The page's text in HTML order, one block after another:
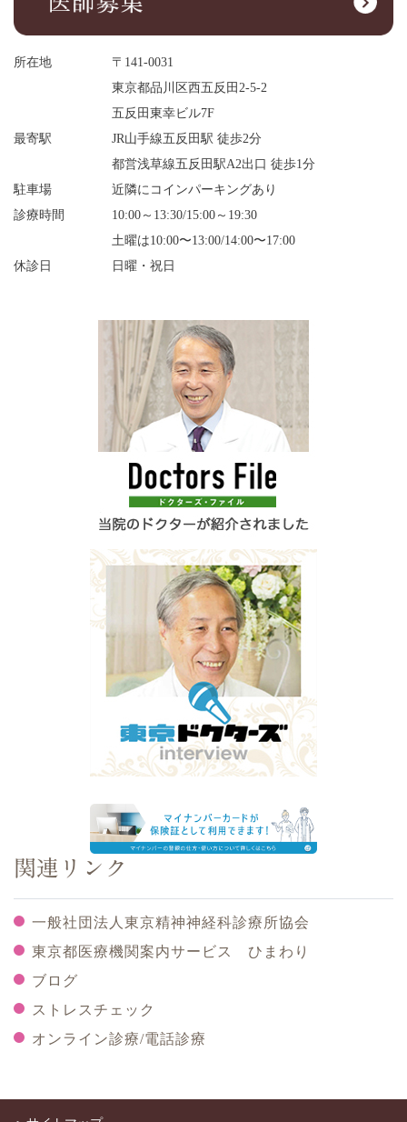
所在地
〒141-0031
東京都品川区西五反田2-5-2
五反田東幸ビル7F
最寄駅
JR山手線五反田駅 徒歩2分
都営浅草線五反田駅A2出口 徒歩1分
駐車場
近隣にコインパーキングあり
診療時間
10:00～13:30/15:00～19:30
土曜は10:00〜13:00/14:00〜17:00
休診日
日曜・祝日
関連リンク
一般社団法人東京精神神経科診療所協会
東京都医療機関案内サービス ひまわり
ブログ
ストレスチェック
オンライン診療/電話診療